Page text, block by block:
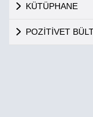
KÜTÜPHANE
POZİTİVET